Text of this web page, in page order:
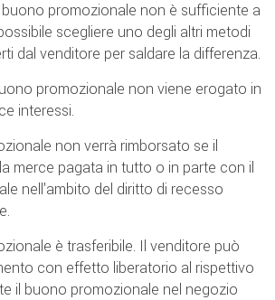
buono promozionale non è sufficiente a
scegliere uno degli altri metodi
dal venditore per saldare la differenza.
promozionale non viene erogato in
interessi.
non verrà rimborsato se il
merce pagata in tutto o in parte con il
nell'ambito del diritto di recesso
è trasferibile. Il venditore può
con effetto liberatorio al rispettivo
il buono promozionale nel negozio